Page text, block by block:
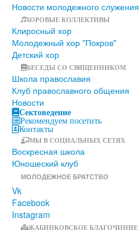
Новости молодежного служения
ХОРОВЫЕ КОЛЛЕКТИВЫ
Клиросный хор
Молодежный хор "Покров"
Детский хор
БЕСЕДЫ СО СВЯЩЕННИКОМ
Школа православия
Клуб православного общения
Новости
Сектоведение
Рекомендуем посетить
Контакты
МЫ В СОЦИАЛЬНЫХ СЕТЯХ
Воскресная школа
Юношеский клуб
МОЛОДЕЖНОЕ БРАТСТВО
Vk
Facebook
Instagram
ЖАБИНКОВСКОЕ БЛАГОЧИНИЕ